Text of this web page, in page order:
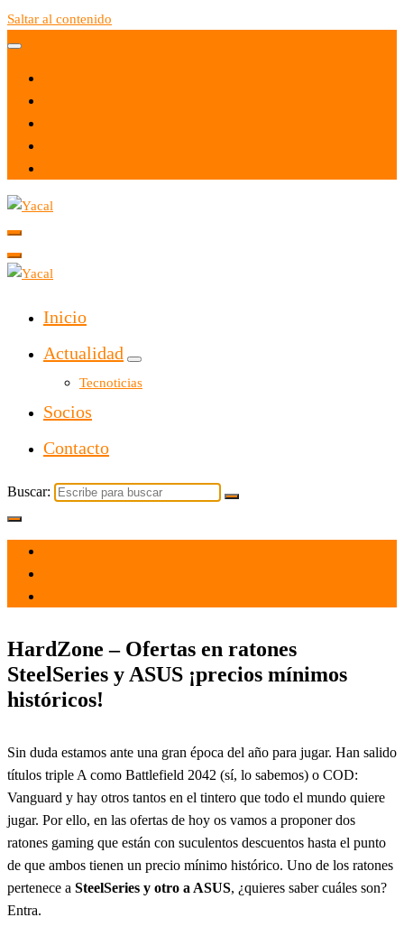
Saltar al contenido
Yacal micro hosting
Inicio
Actualidad
Tecnoticias
Socios
Contacto
Buscar:
HardZone – Ofertas en ratones
SteelSeries y ASUS ¡precios mínimos
históricos!
Sin duda estamos ante una gran época del año para jugar. Han salido
títulos triple A como Battlefield 2042 (sí, lo sabemos) o COD:
Vanguard y hay otros tantos en el tintero que todo el mundo quiere
jugar. Por ello, en las ofertas de hoy os vamos a proponer dos
ratones gaming que están con suculentos descuentos hasta el punto
de que ambos tienen un precio mínimo histórico. Uno de los ratones
pertenece a SteelSeries y otro a ASUS, ¿quieres saber cuáles son?
Entra.